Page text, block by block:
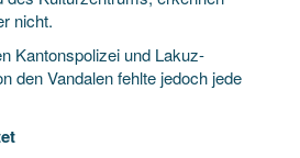
nicht.
Kantonspolizei und Lakuz-
den Vandalen fehlte jedoch jede